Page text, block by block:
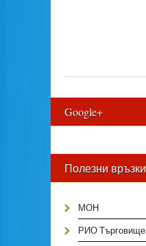
Google+
Полезни връзки
МОН
РИО Търговище